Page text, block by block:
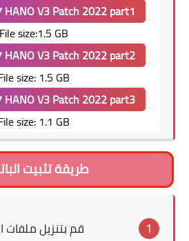
V3 Patch 2022 part1
File size:1.5 GB
V3 Patch 2022 part2
size: 1.5 GB
V3 Patch 2022 part3
size: 1.1 GB
طريقة تثبيت
قم بتنزيل ملفات